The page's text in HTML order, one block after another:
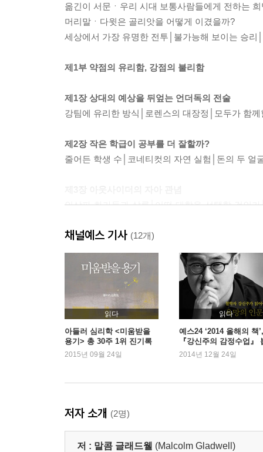
옮긴이 서문ㆍ우리 시대 보통사람들에게 전하는
머리말ㆍ다윗은 골리앗을 어떻게 이겼을까?
세상에서 가장 유명한 전투│불가능해 보이는 승
제1부 약점의 유리함, 강점의 불리함
제1장 상대의 예상을 뒤엎는 언더독의 전술
강팀에 유리한 방식│로렌스의 대장정│모두가 함
제2장 작은 학급이 공부를 더 잘할까?
줄어든 학생 수│코네티컷의 자연 실험│돈의 두
인상파 화가들과 살롱│어떤 대학을 선택할 것인
제2부 바람직한 역경에 대한 이론
제4장 잃을 게 없는 지점
난독증│긍정적인 난관│읽기를 뛰어넘은 능력들│
제5장 결핍과 용기
기억조차 용납되지 않는 시절│폭격을 대하는
소아백혈병과의 싸움│후천적 용기│초인적인 에
제3부 힘의 한계
채널예스 기사 (12개)
읽다
아들러 심리학 <미움받을
용기> 총 30주 1위 진기록
2015년 09월 24일
읽다
예스24 ‘2014 올해의 책’,
『강신주의 감정수업』
혀
2014년 12월 24일
저자 소개 (2명)
저 : 말콤 글래드웰 (Malcolm Gladwell)